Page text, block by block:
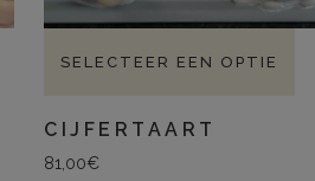
SELECTEER EEN OPTIE
CIJFERTAART
81,00€